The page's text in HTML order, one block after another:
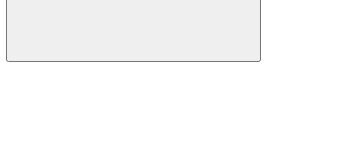
Buscar